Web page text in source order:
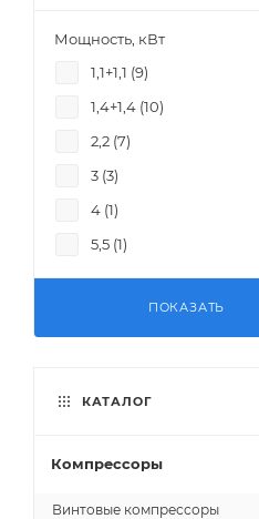
Мощность, кВт
1,1+1,1 (9)
1,4+1,4 (10)
2,2 (7)
3 (3)
4 (1)
5,5 (1)
ПОКАЗАТЬ
КАТАЛОГ
Компрессоры
Винтовые компрессоры